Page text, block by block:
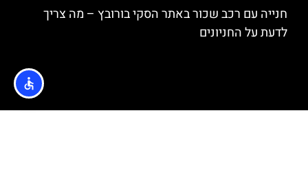
חנייה עם רכב שכור באתר הסקי בורובץ – מה צריך
לדעת על החניונים